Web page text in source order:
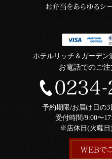
ホテルリッチ＆ガーデン
お電話でのご
予約期限/お届け日の
受付時間/9:00〜
※店休日(火曜日